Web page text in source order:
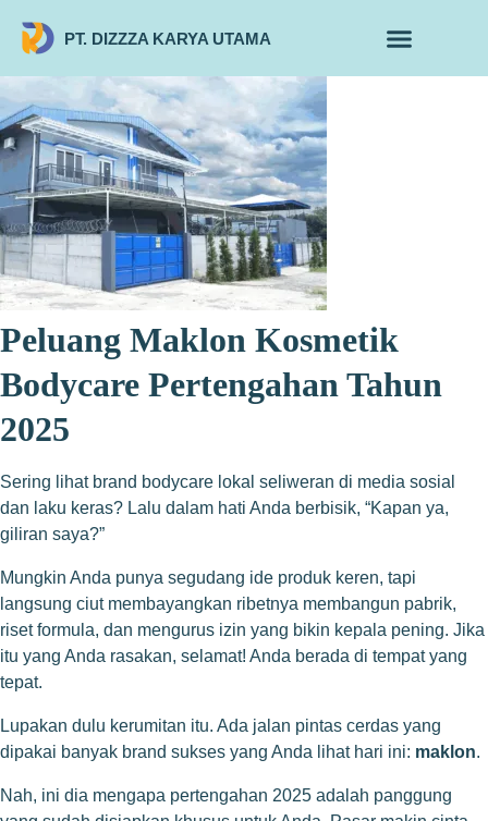
PT. DIZZZA KARYA UTAMA
Peluang Maklon Kosmetik
Bodycare Pertengahan Tahun
2025
Sering lihat brand bodycare lokal seliweran di media sosial
dan laku keras? Lalu dalam hati Anda berbisik, “Kapan ya,
giliran saya?”
Mungkin Anda punya segudang ide produk keren, tapi
langsung ciut membayangkan ribetnya membangun pabrik,
riset formula, dan mengurus izin yang bikin kepala pening. Jika
itu yang Anda rasakan, selamat! Anda berada di tempat yang
tepat.
Lupakan dulu kerumitan itu. Ada jalan pintas cerdas yang
dipakai banyak brand sukses yang Anda lihat hari ini: maklon.
Nah, ini dia mengapa pertengahan 2025 adalah panggung